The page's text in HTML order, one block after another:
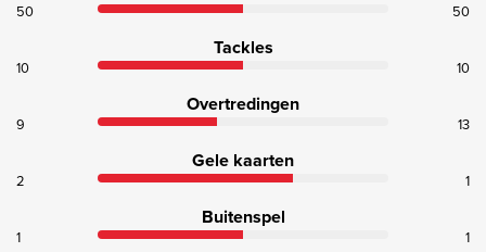
50 50
Tackles
10 10
Overtredingen
9 13
Gele kaarten
2 1
Buitenspel
1 1